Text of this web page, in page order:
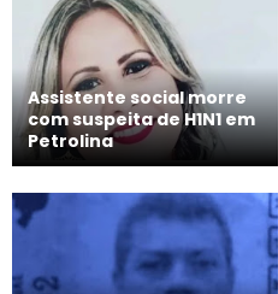
Assistente social morre
com suspeita de H1N1 em
Petrolina